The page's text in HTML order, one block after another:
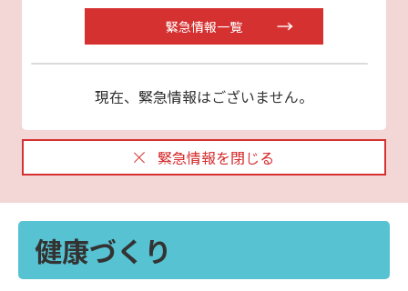
緊急情報一覧
現在、緊急情報はございません。
緊急情報を閉じる
健康づくり